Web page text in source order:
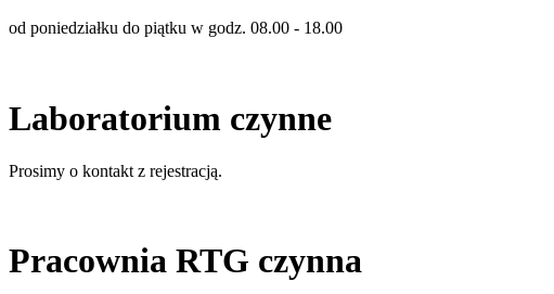
od poniedziałku do piątku w godz. 08.00 - 18.00
Laboratorium czynne
Prosimy o kontakt z rejestracją.
Pracownia RTG czynna